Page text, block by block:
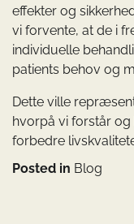
effekter og
vi forvente, at de i
individuelle
patients behov og
Dette ville
hvorpå vi forstår
forbedre
Posted in Blog